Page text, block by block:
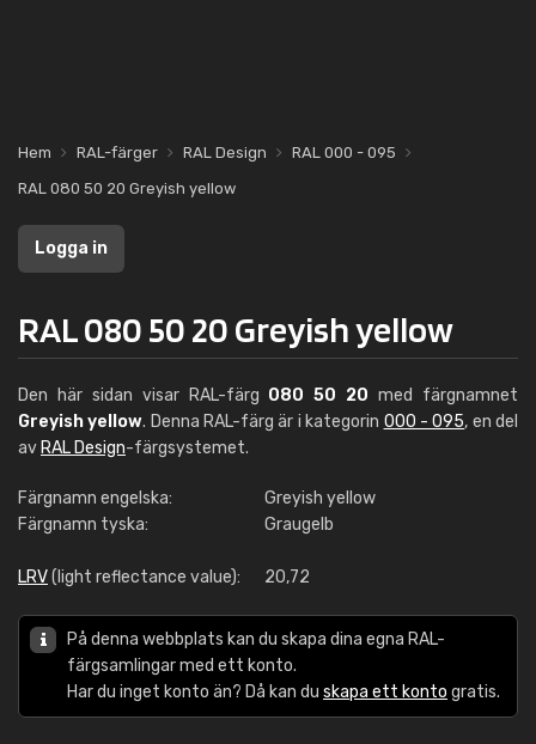
Hem RAL-färger RAL Design
RAL 000 - 095
RAL 080 50 20 Greyish yellow
Logga in
RAL 080 50 20 Greyish yellow
Den här sidan visar RAL-färg 080 50 20 med färgnamnet
Greyish yellow. Denna RAL-färg är i kategorin 000 - 095, en del
av RAL Design-färgsystemet.
Färgnamn engelska:
Greyish yellow
Färgnamn tyska:
Graugelb
LRV(light reflectance value): 20,72
På denna webbplats kan du skapa dina egna RAL-
färgsamlingar med ett konto.
Har du inget konto än? Då kan du skapa ett konto gratis.